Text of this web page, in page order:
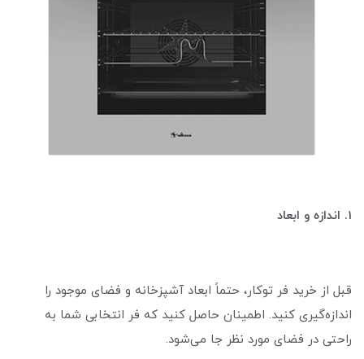
1. اندازه و ابعاد
قبل از خرید فر توکار، حتماً ابعاد آشپزخانه و فضای موجود را
اندازه‌گیری کنید. اطمینان حاصل کنید که فر انتخابی شما به
راحتی در فضای مورد نظر جا می‌شود.